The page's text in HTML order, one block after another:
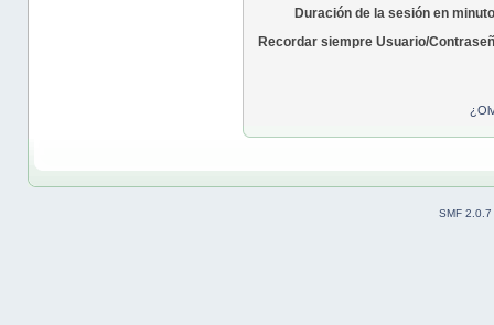
Duración de la sesión en
Recordar siempre Usuario/
SMF 2.0.7